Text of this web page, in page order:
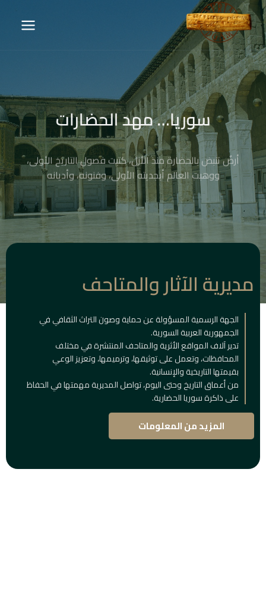
سوريا… مهد الحضارات
أرضٌ تنبض بالحضارة منذ الأزل، كتبت فصول التاريخ الأولى،
ووهبت العالم أبجديته الأولى، وفنونه، وأديانه
مديرية الآثار والمتاحف
الجهة الرسمية المسؤولة عن حماية وصون التراث الثقافي في
الجمهورية العربية السورية.
تدير آلاف المواقع الأثرية والمتاحف المنتشرة في مختلف
المحافظات، وتعمل على توثيقها، وترميمها، وتعزيز الوعي
بقيمتها التاريخية والإنسانية.
من أعماق التاريخ وحتى اليوم، تواصل المديرية مهمتها في الحفاظ
على ذاكرة سوريا الحضارية.
المزيد من المعلومات